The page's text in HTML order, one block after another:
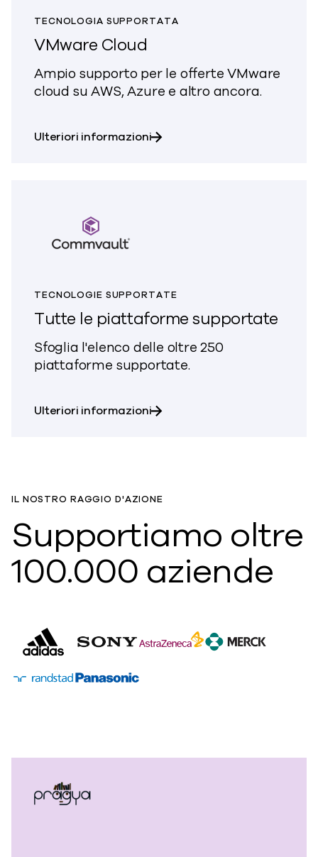
TECNOLOGIA SUPPORTATA
VMware Cloud
Ampio supporto per le offerte VMware
cloud su AWS, Azure e altro ancora.
Ulteriori informazionisu VMware Cloud
TECNOLOGIE SUPPORTATE
Tutte le piattaforme supportate
Sfoglia l'elenco delle oltre 250
piattaforme supportate.
Ulteriori informazionisu Tutte le piattaforme
IL NOSTRO RAGGIO D'AZIONE
Supportiamo oltre
100.000 aziende